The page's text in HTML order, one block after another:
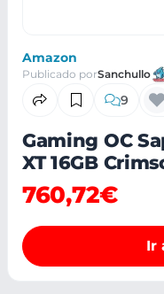
Amazon
Publicado porSanchullo
9
Gaming OC
XT 16GB
760,72€
Ir